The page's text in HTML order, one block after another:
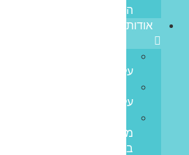
הפוכה
אודותינו
עלינו
עלינו
משכנתאות
בתקשורת